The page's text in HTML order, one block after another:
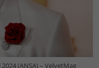
(ANSA) – VelvetMag